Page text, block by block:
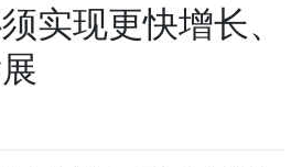
实现更快增长、